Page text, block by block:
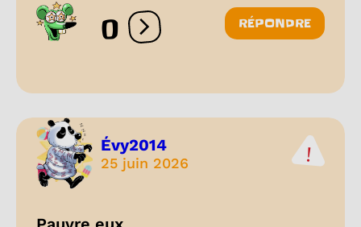
0 Ouvrir les réactions
RÉPONDRE
Évy2014
25 juin 2026